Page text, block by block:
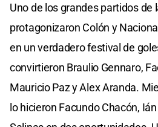
Uno de los grandes partidos de
protagonizaron Colón y
en un verdadero festival de
convirtieron Braulio Gennaro,
Mauricio Paz y Alex Aranda.
lo hicieron Facundo Chacón,